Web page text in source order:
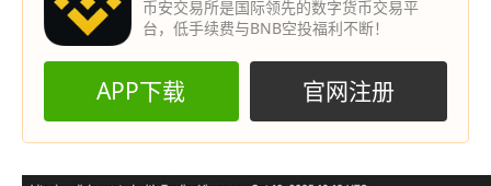
币安交易所是国际领先的数字货币交易平
台，低手续费与BNB空投福利不断！
APP下载 官网注册